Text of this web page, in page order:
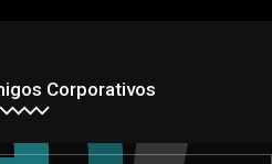
Corporativos